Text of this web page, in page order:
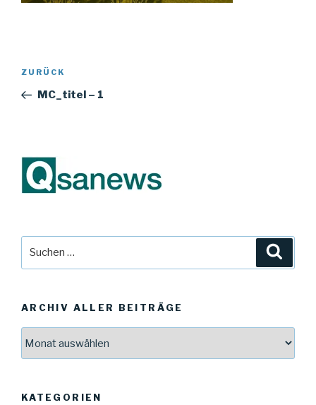
Beitragsnavigation
Vorheriger
Beitrag
ZURÜCK
MC_titel – 1
ARCHIV ALLER BEITRÄGE
KATEGORIEN